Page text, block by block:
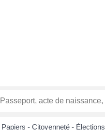
Papiers - Citoyenneté - Élections